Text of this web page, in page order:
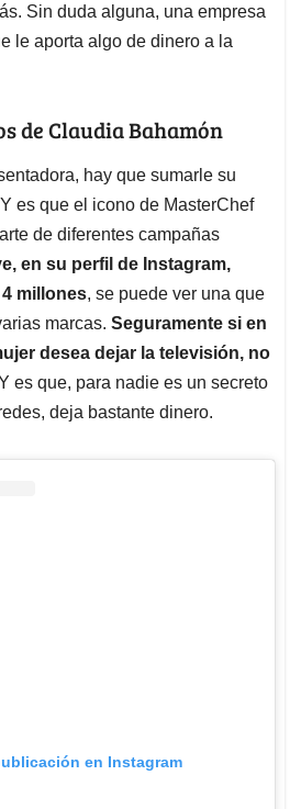
Sin duda alguna, una empresa
le aporta algo de dinero a la
de Claudia Bahamón
hay que sumarle su
es que el icono de MasterChef
de diferentes campañas
en su perfil de Instagram,
millones, se puede ver una que
marcas. Seguramente si en
desea dejar la televisión, no
es que, para nadie es un secreto
deja bastante dinero.
en Instagram